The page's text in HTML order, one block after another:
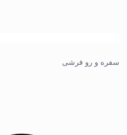
سفره و رو فرشی